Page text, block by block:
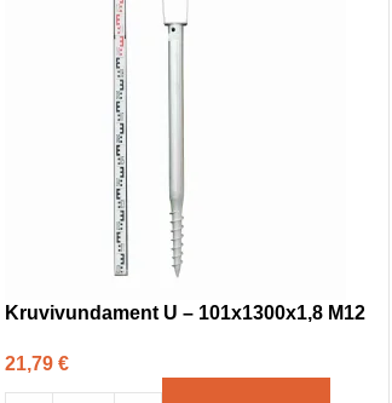
Kruvivundament U – 101x1300x1,8 M12
21,79 €